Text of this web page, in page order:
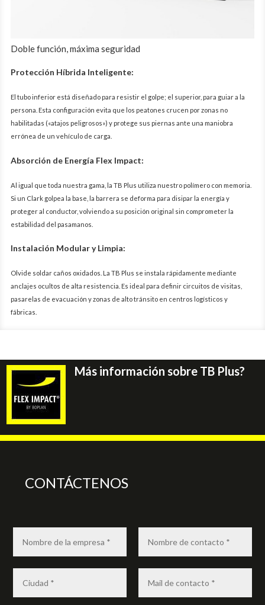
Doble función, máxima seguridad
Protección Híbrida Inteligente:
El tubo inferior está diseñado para resistir el golpe; el superior, para guiar a la
persona. Esta configuración evita que los peatones crucen por zonas no
habilitadas («atajos peligrosos») y protege sus piernas ante una maniobra
errónea de un vehículo de carga.
Absorción de Energía Flex Impact:
Al igual que toda nuestra gama, la TB Plus utiliza nuestro polímero con memoria.
Si un Clark golpea la base, la barrera se deforma para disipar la energía y
proteger al conductor, volviendo a su posición original sin comprometer la
estabilidad del pasamanos.
Instalación Modular y Limpia:
Olvide soldar caños oxidados. La TB Plus se instala rápidamente mediante
anclajes ocultos de alta resistencia. Es ideal para definir circuitos de visitas,
pasarelas de evacuación y zonas de alto tránsito en centros logísticos y
fábricas.
Más información sobre TB Plus?
CONTÁCTENOS